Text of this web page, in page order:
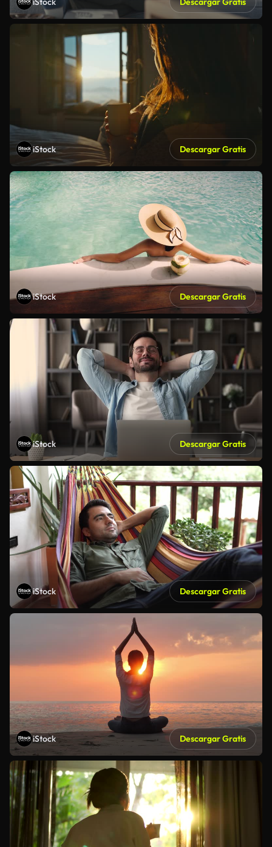
iStock Descargar Gratis
iStock Descargar Gratis
iStock Descargar Gratis
iStock Descargar Gratis
iStock Descargar Gratis